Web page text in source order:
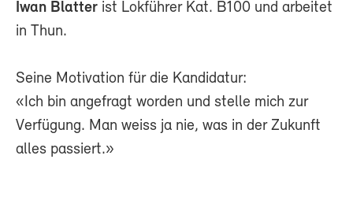
Iwan Blatter ist Lokführer Kat. B100 und arbeitet
in Thun.
Seine Motivation für die Kandidatur:
«Ich bin angefragt worden und stelle mich zur
Verfügung. Man weiss ja nie, was in der Zukunft
alles passiert.»